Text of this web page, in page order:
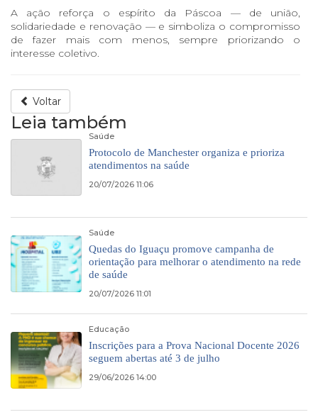
A ação reforça o espírito da Páscoa — de união,
solidariedade e renovação — e simboliza o compromisso
de fazer mais com menos, sempre priorizando o
interesse coletivo.
Voltar
Leia também
Saúde
Protocolo de Manchester organiza e prioriza
atendimentos na saúde
20/07/2026 11:06
Saúde
Quedas do Iguaçu promove campanha de
orientação para melhorar o atendimento na rede
de saúde
20/07/2026 11:01
Educação
Inscrições para a Prova Nacional Docente 2026
seguem abertas até 3 de julho
29/06/2026 14:00